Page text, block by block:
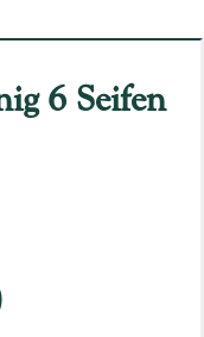
6 Seifen